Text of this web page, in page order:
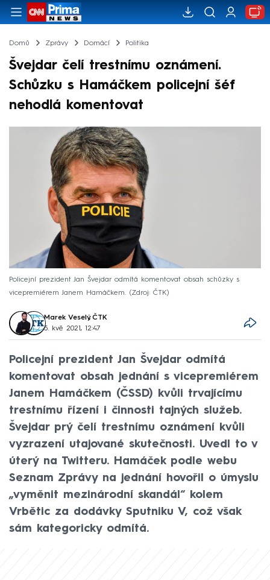
Domů Zprávy Domácí Politika
Švejdar čelí trestnímu oznámení.
Schůzku s Hamáčkem policejní šéf
nehodlá komentovat
Policejní prezident Jan Švejdar odmítá komentovat obsah schůzky s
vicepremiérem Janem Hamáčkem.
Zdroj: ČTK
Marek Veselý, ČTK
5. kvě 2021, 12:47
Policejní prezident Jan Švejdar odmítá
komentovat obsah jednání s vicepremiérem
Janem Hamáčkem (ČSSD) kvůli trvajícímu
trestnímu řízení i činnosti tajných služeb.
Švejdar prý čelí trestnímu oznámení kvůli
vyzrazení utajované skutečnosti. Uvedl to v
úterý na Twitteru. Hamáček podle webu
Seznam Zprávy na jednání hovořil o úmyslu
„vyměnit mezinárodní skandál“ kolem
Vrbětic za dodávky Sputniku V, což však
sám kategoricky odmítá.